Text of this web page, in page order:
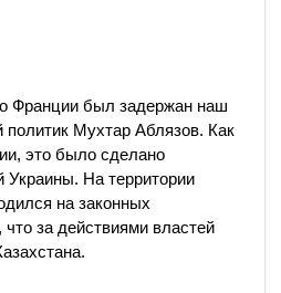
Франции был задержан наш
Мухтар Аблязов. Как
это было сделано
Украины. На территории
на законных
за действиями властей